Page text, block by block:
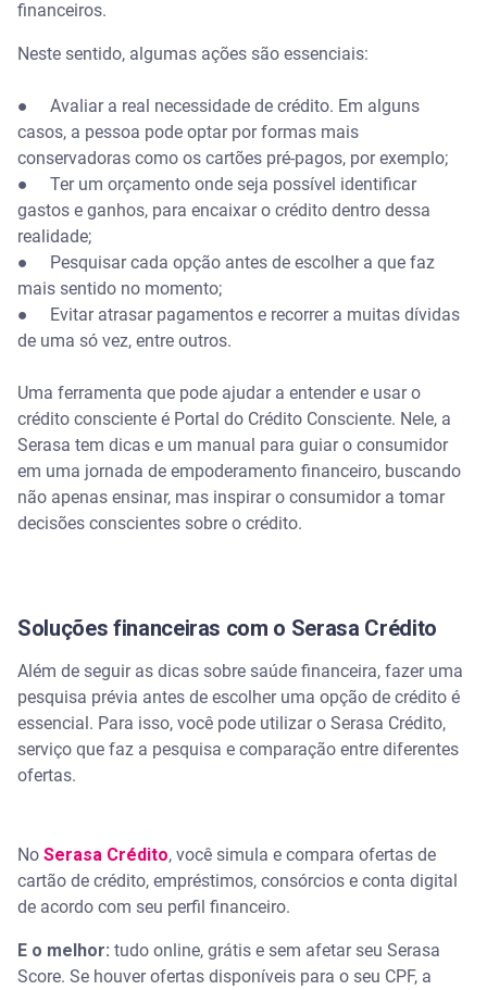
financeiros.
Neste sentido, algumas ações são essenciais:
● Avaliar a real necessidade de crédito. Em alguns
casos, a pessoa pode optar por formas mais
conservadoras como os cartões pré-pagos, por exemplo;
● Ter um orçamento onde seja possível identificar
gastos e ganhos, para encaixar o crédito dentro dessa
realidade;
● Pesquisar cada opção antes de escolher a que faz
mais sentido no momento;
● Evitar atrasar pagamentos e recorrer a muitas dívidas
de uma só vez, entre outros.
Uma ferramenta que pode ajudar a entender e usar o
crédito consciente é Portal do Crédito Consciente. Nele, a
Serasa tem dicas e um manual para guiar o consumidor
em uma jornada de empoderamento financeiro, buscando
não apenas ensinar, mas inspirar o consumidor a tomar
decisões conscientes sobre o crédito.
Soluções financeiras com o Serasa Crédito
Além de seguir as dicas sobre saúde financeira, fazer uma
pesquisa prévia antes de escolher uma opção de crédito é
essencial. Para isso, você pode utilizar o Serasa Crédito,
serviço que faz a pesquisa e comparação entre diferentes
ofertas.
No Serasa Crédito, você simula e compara ofertas de
cartão de crédito, empréstimos, consórcios e conta digital
de acordo com seu perfil financeiro.
E o melhor: tudo online, grátis e sem afetar seu Serasa
Score. Se houver ofertas disponíveis para o seu CPF, a